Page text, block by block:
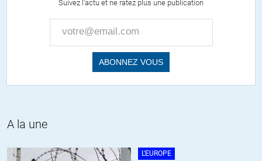
un bouchon dans une de vos artères parce que le tabac avait
détruit la couche protectrice interne, c’est bien une cause
extérieure qui est la cause de votre décès. Il est encore plus
étonnant que vous excluiez les facteurs externes du
déclenchement d’un cancer. Je me demande si vous ne
confondez pas les causes extérieures, comme vous les
appelez, avec les contaminations.
Charles// 12.02.2021 à 08h36
Suivez l'actu et ne ratez plus une publication
A la une
L'EUROPE